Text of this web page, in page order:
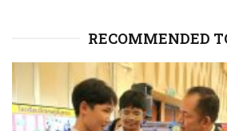
RECOMMENDED